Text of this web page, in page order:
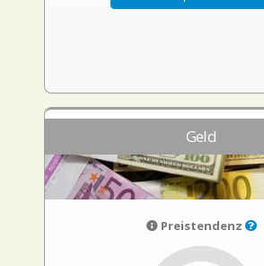
Geld
Preistendenz